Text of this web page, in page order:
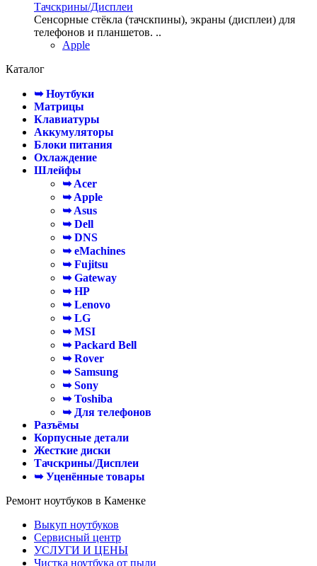
Тачскрины/Дисплеи
Сенсорные стёкла (тачскпины), экраны (дисплеи) для
телефонов и планшетов. ..
Apple
Каталог
➥ Ноутбуки
Матрицы
Клавиатуры
Аккумуляторы
Блоки питания
Охлаждение
Шлейфы
➥ Acer
➥ Apple
➥ Asus
➥ Dell
➥ DNS
➥ eMachines
➥ Fujitsu
➥ Gateway
➥ HP
➥ Lenovo
➥ LG
➥ MSI
➥ Packard Bell
➥ Rover
➥ Samsung
➥ Sony
➥ Toshiba
➥ Для телефонов
Разъёмы
Корпусные детали
Жесткие диски
Тачскрины/Дисплеи
➥ Уценённые товары
Ремонт ноутбуков в Каменке
Выкуп ноутбуков
Сервисный центр
УСЛУГИ И ЦЕНЫ
Чистка ноутбука от пыли